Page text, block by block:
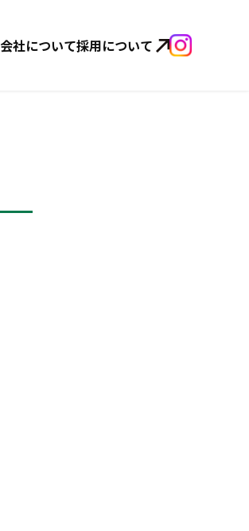
会社について採用について